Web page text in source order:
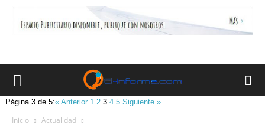
Página 3 de 5:« Anterior 1 2 34 5 Siguiente »
Inicio Actualidad